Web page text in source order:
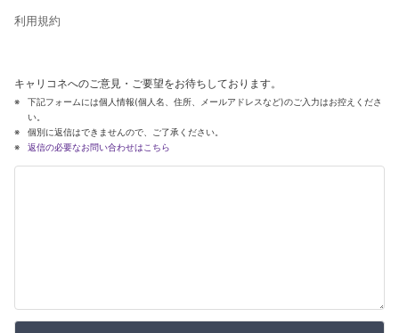
利用規約
キャリコネへのご意見・ご要望をお待ちしております。
下記フォームには個人情報(個人名、住所、メールアドレスなど)のご入力はお控えくださ
い。
個別に返信はできませんので、ご了承ください。
返信の必要なお問い合わせはこちら